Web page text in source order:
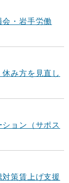
・岩手労働
み方を見直し
ョン（サポス
対策賃上げ支援